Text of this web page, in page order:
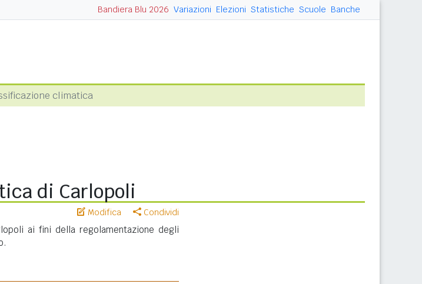
Bandiera Blu 2026 Variazioni Elezioni Statistiche Scuole Banche
climatica
di Carlopoli
Modifica Condividi
ai fini della regolamentazione degli